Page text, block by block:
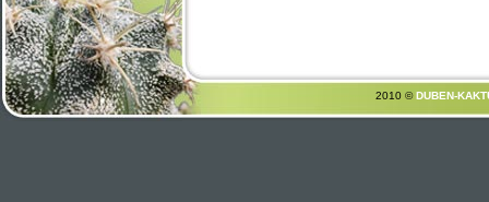
2010 ©DUBEN-